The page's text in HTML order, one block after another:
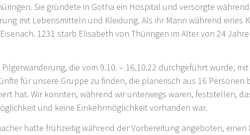
Sie gründete in Gotha ein Hospital und versorgte
mit Lebensmitteln und Kleidung. Als ihr Mann während
1231 starb Elisabeth von Thüringen im Alter von 24
die vom 9.10. – 16.10.22 durchgeführt wurde,
für unsere Gruppe zu finden, die planerisch aus 16
hat. Wir konnten, während wir unterwegs waren, feststellen,
und keine Einkehrmöglichkeit vorhanden war.
hatte frühzeitig während der Vorbereitung angeboten,